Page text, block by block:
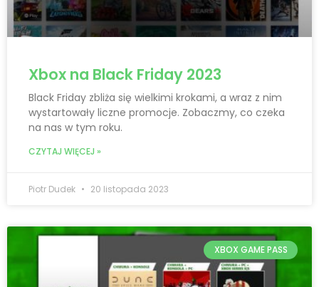
Xbox na Black Friday 2023
Black Friday zbliża się wielkimi krokami, a wraz z nim
wystartowały liczne promocje. Zobaczmy, co czeka
na nas w tym roku.
CZYTAJ WIĘCEJ »
Piotr Dudek 20 listopada 2023
XBOX GAME PASS